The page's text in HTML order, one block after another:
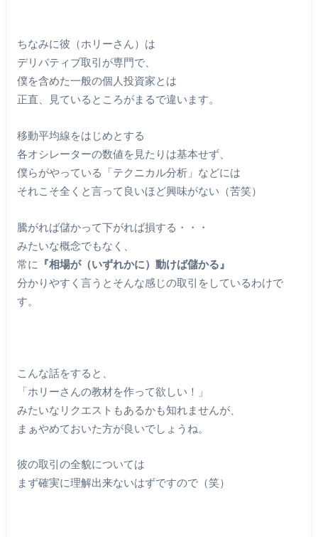
ちなみに彼（ホリーさん）は
デリバティブ取引が専門で、
僕を含めた一般の個人投資家とは
正直、見ているところがまるで違います。
移動平均線をはじめとする
各オシレーターの数値を見たりは基本せず、
僕らがやっている「テクニカル分析」などには
それこそ全くと言って良いほど興味がない（苦笑）
騰がれば儲かって下がれば損する・・・
みたいな概念でもなく、
常に
『相場が（いずれかに）動けば儲かる』
分かりやすく言うとそんな感じの取引をしているわけで
す。
こんな話をすると、
「ホリーさんの教材を作って欲しい！」
みたいなリクエストもあるかも知れませんが、
まぁやめておいた方が良いでしょうね。
彼の取引の全貌については
まず確実に理解出来ないはずですので（笑）